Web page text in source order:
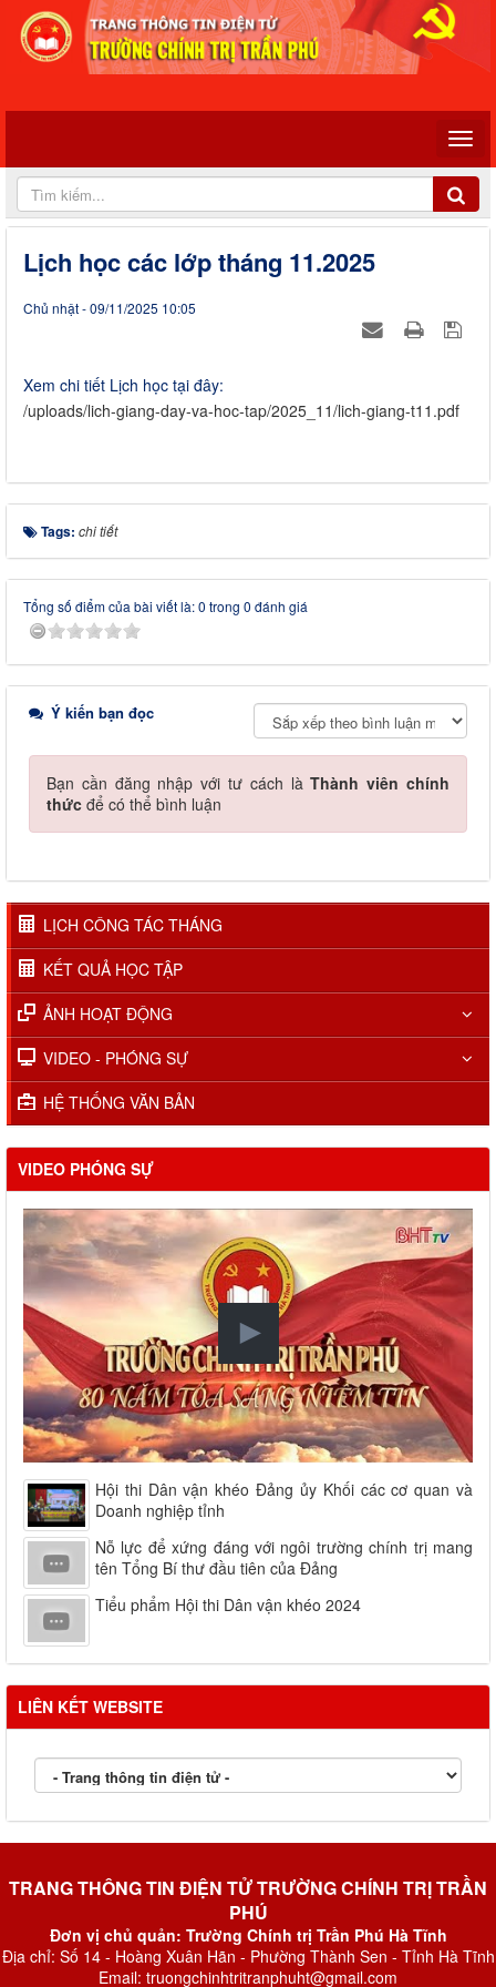
Lịch học các lớp tháng 11.2025
Chủ nhật - 09/11/2025 10:05
Xem chi tiết Lịch học tại đây:
/uploads/lich-giang-day-va-hoc-tap/2025_11/lich-giang-t11.pdf
Tags: chi tiết
Tổng số điểm của bài viết là: 0 trong 0 đánh giá
Ý kiến bạn đọc
Bạn cần đăng nhập với tư cách làThành viên chính
thức để có thể bình luận
LỊCH CÔNG TÁC THÁNG
KẾT QUẢ HỌC TẬP
ẢNH HOẠT ĐỘNG
VIDEO - PHÓNG SỰ
HỆ THỐNG VĂN BẢN
VIDEO PHÓNG SỰ
Hội thi Dân vận khéo Đảng ủy Khối các cơ quan và
Doanh nghiệp tỉnh
Nỗ lực để xứng đáng với ngôi trường chính trị mang
tên Tổng Bí thư đầu tiên của Đảng
Tiểu phẩm Hội thi Dân vận khéo 2024
LIÊN KẾT WEBSITE
TRANG THÔNG TIN ĐIỆN TỬ TRƯỜNG CHÍNH TRỊ TRẦN
PHÚ
Đơn vị chủ quản: Trường Chính trị Trần Phú Hà Tĩnh
Địa chỉ: Số 14 - Hoàng Xuân Hãn - Phường Thành Sen - Tỉnh Hà Tĩnh
Email: truongchinhtritranphuht@gmail.com